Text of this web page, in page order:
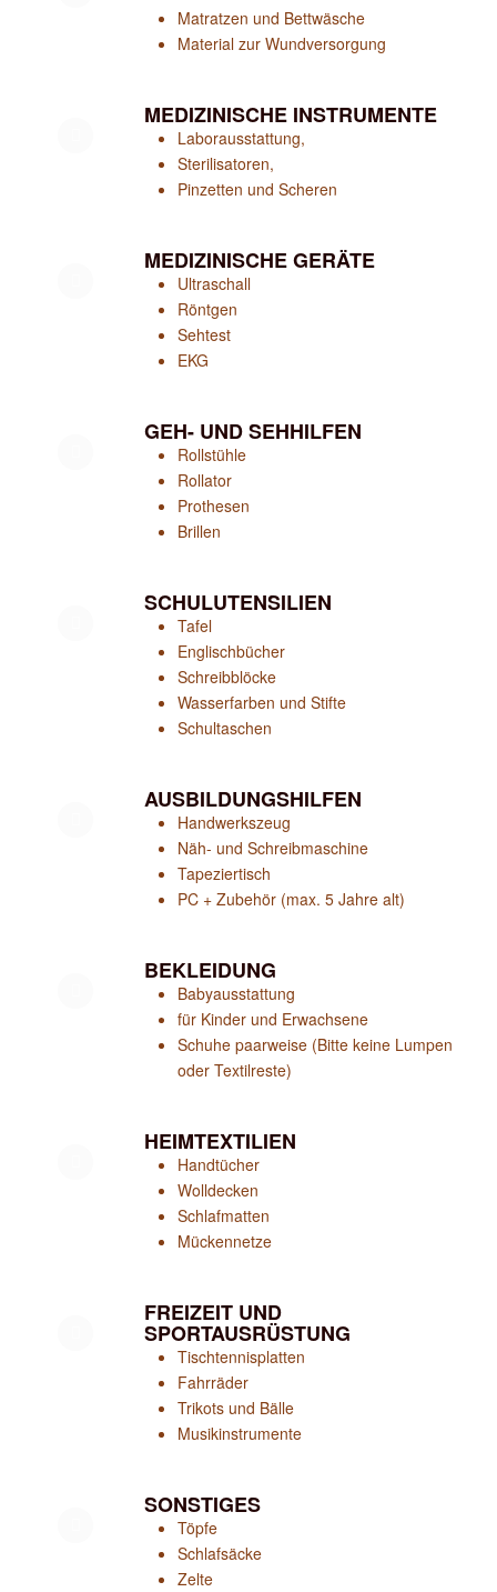
Matratzen und Bettwäsche
Material zur Wundversorgung
MEDIZINISCHE INSTRUMENTE
Laborausstattung,
Sterilisatoren,
Pinzetten und Scheren
MEDIZINISCHE GERÄTE
Ultraschall
Röntgen
Sehtest
EKG
GEH- UND SEHHILFEN
Rollstühle
Rollator
Prothesen
Brillen
SCHULUTENSILIEN
Tafel
Englischbücher
Schreibblöcke
Wasserfarben und Stifte
Schultaschen
AUSBILDUNGSHILFEN
Handwerkszeug
Näh- und Schreibmaschine
Tapeziertisch
PC + Zubehör (max. 5 Jahre alt)
BEKLEIDUNG
Babyausstattung
für Kinder und Erwachsene
Schuhe paarweise (Bitte keine Lumpen
oder Textilreste)
HEIMTEXTILIEN
Handtücher
Wolldecken
Schlafmatten
Mückennetze
FREIZEIT UND
SPORTAUSRÜSTUNG
Tischtennisplatten
Fahrräder
Trikots und Bälle
Musikinstrumente
SONSTIGES
Töpfe
Schlafsäcke
Zelte